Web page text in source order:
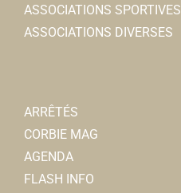
ASSOCIATIONS SPORTIVES
ASSOCIATIONS DIVERSES
ARRÊTÉS
CORBIE MAG
AGENDA
FLASH INFO